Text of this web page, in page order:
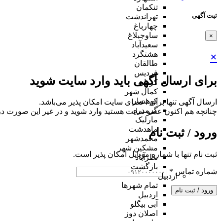
ثبت آگهی
×
×
برای ارسال آگهی باید وارد سایت شوید
ارسال آگهی تنها برای اعضای سایت امکان پذیر می‌باشد.
چنانچه هم‌ اکنون عضو سایت هستید وارد شوید و در غیر این صورت
ورود / ثبت نام
ثبت نام تنها با شماره موبایل امکان پذیر است.
شماره تماس *
ورود / ثبت نام
تنکمان
تهراندشت
چهارباغ
ساوجبلاغ
سعیدآباد
هشتگرد
طالقان
فردیس
کردان
کمال شهر
کوهسار
گرمدره
مارلیک
ماهدشت
محمدشهر
مشکین شهر
نظرآباد
بازگشت
اردبیل
تمام شهر‌ها
اردبیل
آبی بیگلو
اصلان دوز